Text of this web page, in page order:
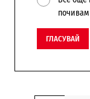
почивам
ГЛАСУВАЙ